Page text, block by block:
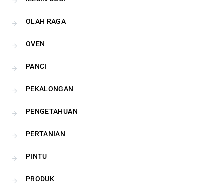
OLAH RAGA
OVEN
PANCI
PEKALONGAN
PENGETAHUAN
PERTANIAN
PINTU
PRODUK